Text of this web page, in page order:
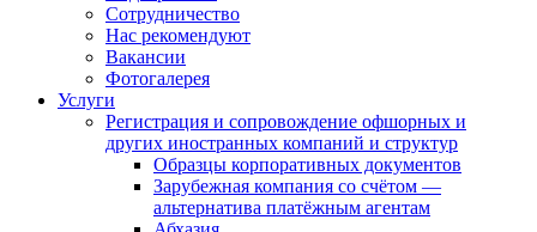
Сотрудничество
Нас рекомендуют
Вакансии
Фотогалерея
Услуги
Регистрация и сопровождение офшорных и
других иностранных компаний и структур
Образцы корпоративных документов
Зарубежная компания со счётом —
альтернатива платёжным агентам